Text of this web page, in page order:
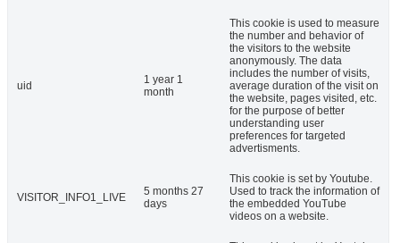
uid
1 year 1
month
This cookie is used to measure
the number and behavior of
the visitors to the website
anonymously. The data
includes the number of visits,
average duration of the visit on
the website, pages visited, etc.
for the purpose of better
understanding user
preferences for targeted
advertisments.
VISITOR_INFO1_LIVE
5 months 27
days
This cookie is set by Youtube.
Used to track the information of
the embedded YouTube
videos on a website.